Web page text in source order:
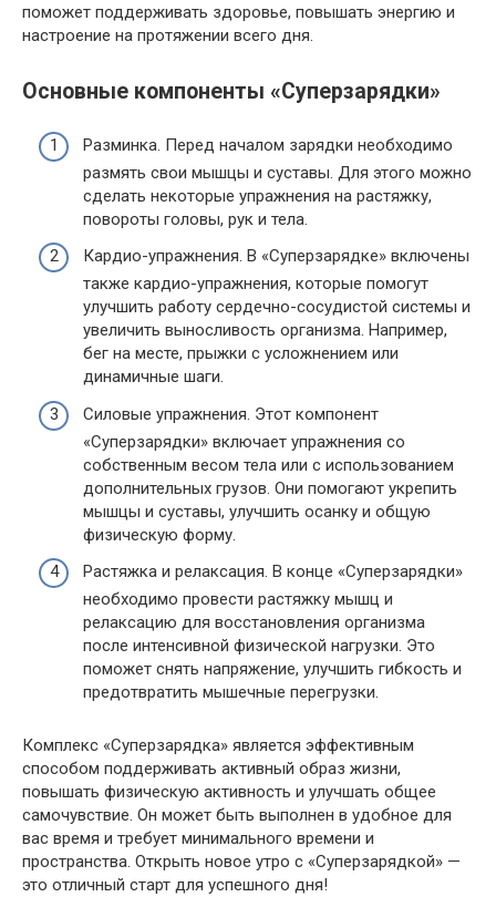
поможет поддерживать здоровье, повышать энергию и
настроение на протяжении всего дня.
Основные компоненты «Суперзарядки»
Разминка. Перед началом зарядки необходимо
размять свои мышцы и суставы. Для этого можно
сделать некоторые упражнения на растяжку,
повороты головы, рук и тела.
Кардио-упражнения. В «Суперзарядке» включены
также кардио-упражнения, которые помогут
улучшить работу сердечно-сосудистой системы и
увеличить выносливость организма. Например,
бег на месте, прыжки с усложнением или
динамичные шаги.
Силовые упражнения. Этот компонент
«Суперзарядки» включает упражнения со
собственным весом тела или с использованием
дополнительных грузов. Они помогают укрепить
мышцы и суставы, улучшить осанку и общую
физическую форму.
Растяжка и релаксация. В конце «Суперзарядки»
необходимо провести растяжку мышц и
релаксацию для восстановления организма
после интенсивной физической нагрузки. Это
поможет снять напряжение, улучшить гибкость и
предотвратить мышечные перегрузки.
Комплекс «Суперзарядка» является эффективным
способом поддерживать активный образ жизни,
повышать физическую активность и улучшать общее
самочувствие. Он может быть выполнен в удобное для
вас время и требует минимального времени и
пространства. Открыть новое утро с «Суперзарядкой» —
это отличный старт для успешного дня!